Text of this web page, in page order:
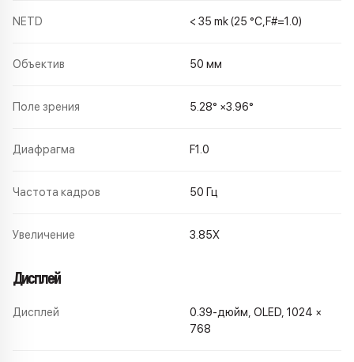
NETD < 35 mk (25 °C,F#=1.0)
Объектив 50 мм
Поле зрения 5.28° ×3.96°
Диафрагма F1.0
Частота кадров 50 Гц
Увеличение 3.85X
Дисплей
Дисплей
0.39-дюйм, OLED, 1024 ×
768